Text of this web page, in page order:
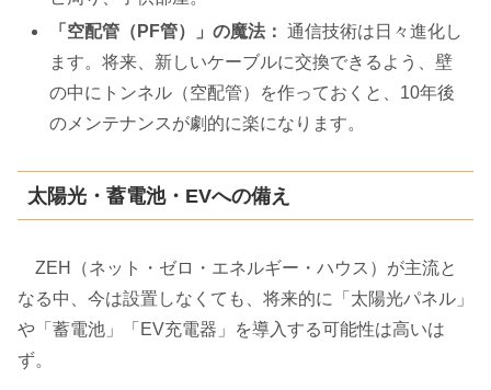
「空配管（PF管）」の魔法： 通信技術は日々進化し
ます。将来、新しいケーブルに交換できるよう、壁
の中にトンネル（空配管）を作っておくと、10年後
のメンテナンスが劇的に楽になります。
太陽光・蓄電池・EVへの備え
ZEH（ネット・ゼロ・エネルギー・ハウス）が主流と
なる中、今は設置しなくても、将来的に「太陽光パネル」
や「蓄電池」「EV充電器」を導入する可能性は高いは
ず。